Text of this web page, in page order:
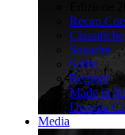
Recap
Classifiche
Squadre
Salite
Regioni
Made in
Diventa
Media